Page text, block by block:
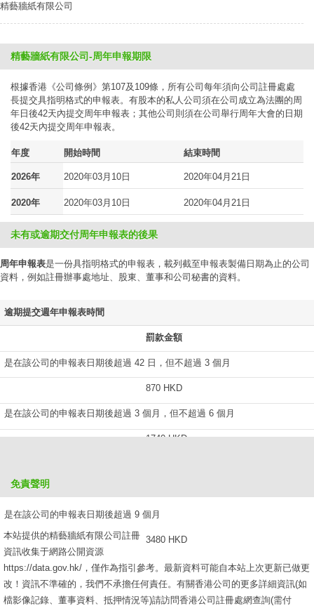
精藝牆紙有限公司
精藝牆紙有限公司-周年申報期限
根據香港《公司條例》第107及109條，所有公司每年須向公司註冊處處
長提交具指明格式的申報表。有股本的私人公司須在公司成立為法團的周
年日後42天內提交周年申報表；其他公司則須在公司舉行周年大會的日期
後42天內提交周年申報表。
年度 開始時間 結束時間
2026年 2020年03月10日 2020年04月21日
2020年 2020年03月10日 2020年04月21日
未有或逾期交付周年申報表的後果
周年申報表是一份具指明格式的申報表，載列截至申報表製備日期為止的公司
資料，例如註冊辦事處地址、股東、董事和公司秘書的資料。
逾期提交週年申報表時間
罰款金額
是在該公司的申報表日期後超過 42 日，但不超過 3 個月
870 HKD
是在該公司的申報表日期後超過 3 個月，但不超過 6 個月
1740 HKD
是在該公司的申報表日期後超過 9 個月
3480 HKD
免責聲明
本站提供的精藝牆紙有限公司註冊
資訊收集于網路公開資源
https://data.gov.hk/，僅作為指引參考。最新資料可能自本站上次更新已做更
改！資訊不準確的，我們不承擔任何責任。有關香港公司的更多詳細資訊(如
檔影像記錄、董事資料、抵押情況等)請訪問香港公司註冊處網查詢(需付